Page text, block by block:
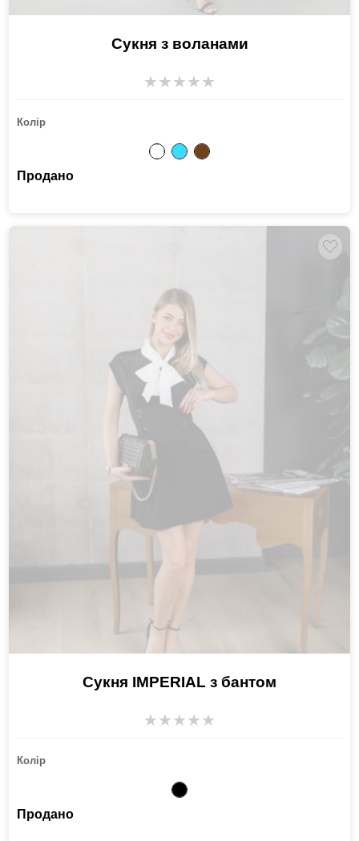
Сукня з воланами
★★★★★
Колір
Продано
Сукня IMPERIAL з бантом
★★★★★
Колір
Продано